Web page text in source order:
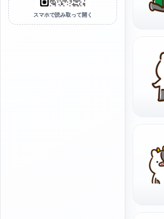
スマホで読み取って開く